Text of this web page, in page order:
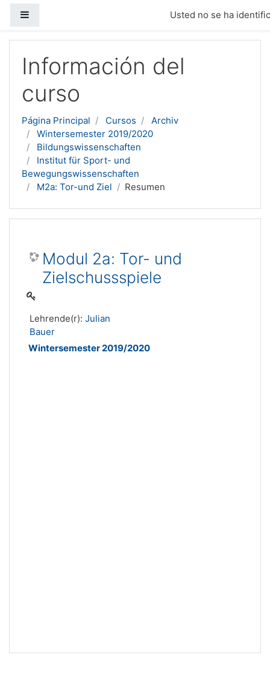
Usted no se ha
Información del
curso
Página Principal Cursos
Archiv
Wintersemester 2019/2020
Bildungswissenschaften
Institut für Sport- und
Bewegungswissenschaften
M2a: Tor-und Ziel
Resumen
Modul 2a: Tor- und
Zielschussspiele
Lehrende(r): Julian
Bauer
Wintersemester 2019/2020